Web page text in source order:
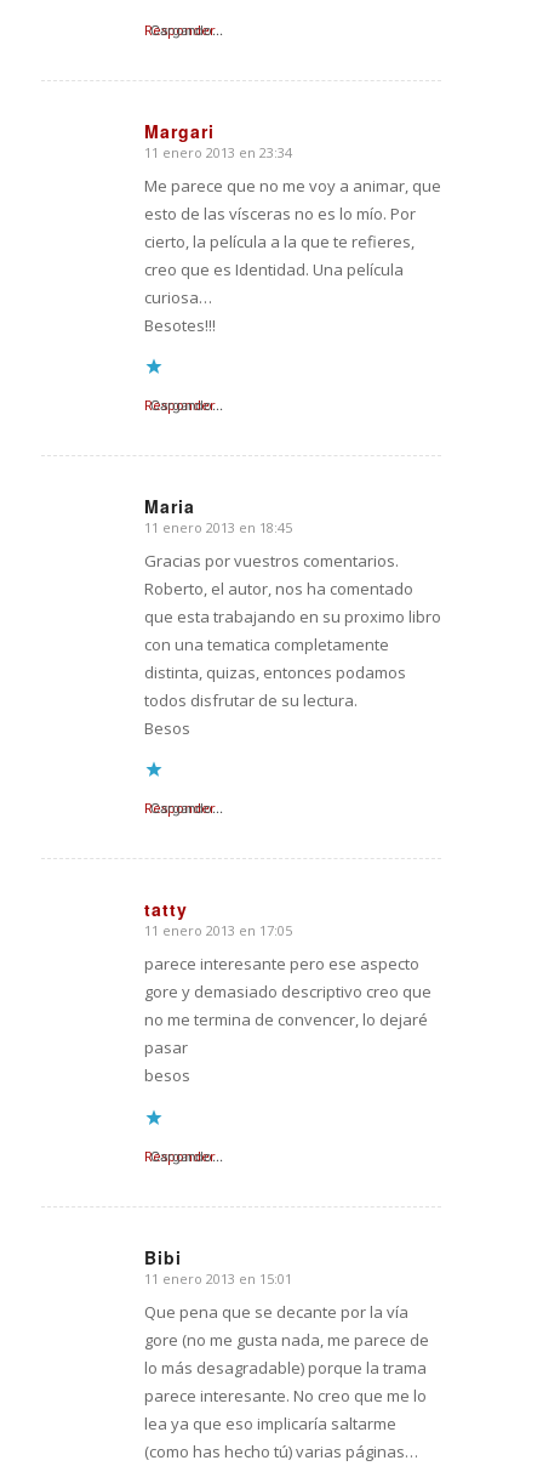
Cargando...
Responder
Margari
Dice:
11 enero 2013 en 23:34
Me parece que no me voy a animar, que
esto de las vísceras no es lo mío. Por
cierto, la película a la que te refieres,
creo que es Identidad. Una película
curiosa…
Besotes!!!
Cargando...
Responder
Maria
Dice:
11 enero 2013 en 18:45
Gracias por vuestros comentarios.
Roberto, el autor, nos ha comentado
que esta trabajando en su proximo libro
con una tematica completamente
distinta, quizas, entonces podamos
todos disfrutar de su lectura.
Besos
Cargando...
Responder
tatty
Dice:
11 enero 2013 en 17:05
parece interesante pero ese aspecto
gore y demasiado descriptivo creo que
no me termina de convencer, lo dejaré
pasar
besos
Cargando...
Responder
Bibi
Dice:
11 enero 2013 en 15:01
Que pena que se decante por la vía
gore (no me gusta nada, me parece de
lo más desagradable) porque la trama
parece interesante. No creo que me lo
lea ya que eso implicaría saltarme
(como has hecho tú) varias páginas…